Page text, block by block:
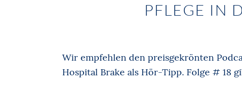
PFLEGE IN
Wir empfehlen den preisgekrönten
Hospital Brake als Hör-Tipp. Folge # 18